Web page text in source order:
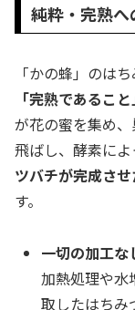
純粋・完熟へ
「かの蜂」のは
「完熟であること
が花の蜜を集め
飛ばし、酵素に
ツバチが完成させ
す。
一切の加工な
加熱処理や水
取したはちみ